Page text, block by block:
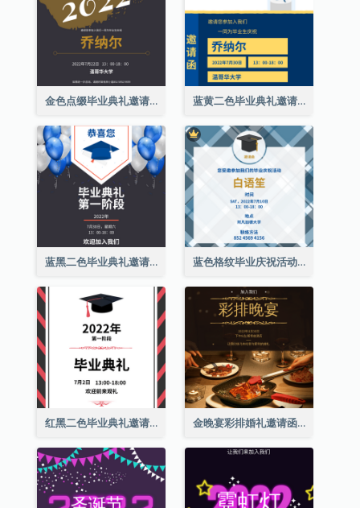
金色点缀毕业典礼邀请函 蓝黄二色毕业典礼邀请函
蓝黑二色毕业典礼邀请函 蓝色格纹毕业庆祝活动邀请函
红黑二色毕业典礼邀请函 金晚宴彩排婚礼邀请函